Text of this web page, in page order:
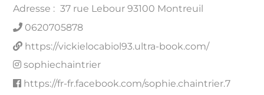
Adresse : 37 rue Lebour 93100 Montreuil
0620705878
https://vickielocabiol93.ultra-book.com/
sophiechaintrier
https://fr-fr.facebook.com/sophie.chaintrier.7